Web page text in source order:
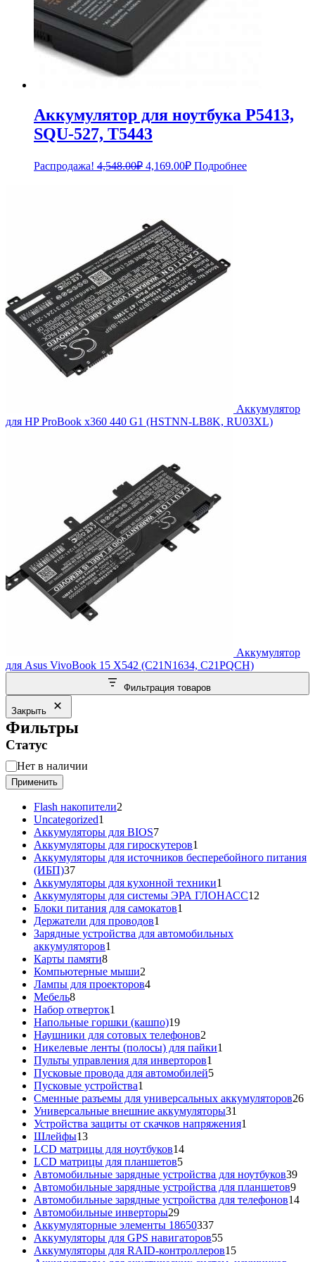
Аккумулятор для ноутбука P5413,
SQU-527, T5443
Распродажа! 4,548.00₽ Первоначальная
4,169.00₽Текущая
цена:
Подробнее
Аккумулятор
для HP ProBook x360 440 G1 (HSTNN-LB8K, RU03XL)
Аккумулятор
для Asus VivoBook 15 X542 (C21N1634, C21PQCH)
Фильтрация товаров
Закрыть
Фильтры
Статус
Статус
Нет в наличии
Применить
Flash накопители2
Uncategorized1
товар
Аккумуляторы для BIOS77
товаров
Аккумуляторы для гироскутеров1
товар
Аккумуляторы для источников бесперебойного питания
(ИБП)3737
товаров
Аккумуляторы для кухонной техники1
товар
Аккумуляторы для системы ЭРА ГЛОНАСС12
Блоки питания для самокатов1
Держатели для проводов1
товар
Зарядные устройства для автомобильных
аккумуляторов1
Карты памяти88
товаров
Компьютерные мыши2
товара
Лампы для проекторов44
Мебель88
товаров
Набор отверток1
товар
Напольные горшки (кашпо)1919
товаров
Наушники для сотовых телефонов2
товара
Никелевые ленты (полосы) для пайки1
Пульты управления для инверторов1
товар
Пусковые провода для автомобилей55
Пусковые устройства1
товар
Сменные разъемы для универсальных аккумуляторов2626
Универсальные внешние аккумуляторы31
товар
Устройства защиты от скачков напряжения1
Шлейфы1313
товаров
LCD матрицы для ноутбуков1414
LCD матрицы для планшетов55
товаров
Автомобильные зарядные устройства для ноутбуков3939
Автомобильные зарядные устройства для планшетов99
Автомобильные зарядные устройства для телефонов1414
Автомобильные инверторы2929
товаров
Аккумуляторные элементы 18650337337
товаров
Аккумуляторы для GPS навигаторов5555
товаров
Аккумуляторы для RAID-контроллеров1515